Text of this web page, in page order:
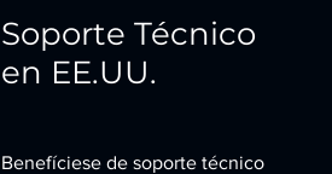
Soporte Técnico
en EE.UU.
Benefíciese de soporte técnico